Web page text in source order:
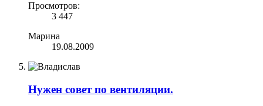
Просмотров:
3 447
Марина
19.08.2009
Нужен совет по вентиляции.